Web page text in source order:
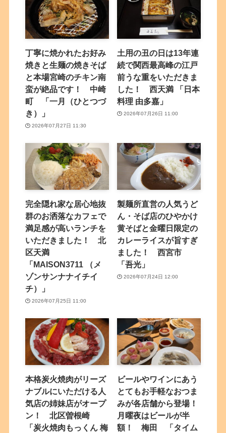
丁寧に焼かれたお好み
焼きと生麺の焼きそば
と本場宮崎のチキン南
蛮が絶品です！ 中崎
町 「一月（ひとつづ
き）」
2026年07月27日 11:30
土用の丑の日は13年連
続で関西最高峰の江戸
前うな重をいただきま
した！ 西天満 「日本
料理 由多嘉」
2026年07月26日 11:00
完全隠れ家な居心地抜
群のお洒落なカフェで
満足感が高いランチを
いただきました！ 北
区天満
「MAISON3711 （メ
ゾンサンナナイチイ
チ）」
2026年07月25日 11:00
製麺所直営の人気うど
ん・そば店のひやかけ
黄そばと金曜日限定の
カレーライスが旨すぎ
ました！ 西宮市
「吾光」
2026年07月24日 12:00
本格炭火焼肉がリーズ
ナブルにいただける人
気店の姉妹店がオープ
ン！ 北区曽根崎
「炭火焼肉もっくん 梅
ビールやワインにあう
とてもお手軽なおつま
みが各店舗から登場！
月曜夜はビールが半
額！ 梅田 「タイム